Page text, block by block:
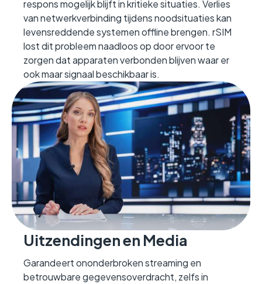
respons mogelijk blijft in kritieke situaties. Verlies
van netwerkverbinding tijdens noodsituaties kan
levensreddende systemen offline brengen. rSIM
lost dit probleem naadloos op door ervoor te
zorgen dat apparaten verbonden blijven waar er
ook maar signaal beschikbaar is.
Uitzendingen en Media
Garandeert ononderbroken streaming en
betrouwbare gegevensoverdracht, zelfs in